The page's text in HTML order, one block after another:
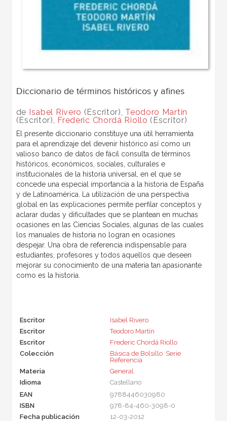
Diccionario de términos históricos y afines
de Isabel Rivero (Escritor), Teodoro Martín
(Escritor), Frederic Chordá Riollo (Escritor)
El presente diccionario constituye una útil herramienta
para el aprendizaje del devenir histórico así como un
valioso banco de datos de fácil consulta de términos
históricos, económicos, sociales, culturales e
institucionales de la historia universal, en el que se
concede una especial importancia a la historia de España
y de Latinoamérica. La utilización de una perspectiva
global en las explicaciones permite perfilar conceptos y
aclarar dudas y dificultades que se plantean en muchas
ocasiones en las Ciencias Sociales, algunas de las cuales
los manuales de historia no logran en ocasiones
despejar. Una obra de referencia indispensable para
estudiantes, profesores y todos aquellos que deseen
mejorar su conocimiento de una materia tan apasionante
como es la historia.
Escritor
Isabel Rivero
Escritor
Teodoro Martín
Escritor
Frederic Chordá Riollo
Colección
Básica de Bolsillo  Serie
Referencia
Materia
General
Idioma
Castellano
EAN
9788446030980
ISBN
978-84-460-3098-0
Fecha publicación
12-03-2012